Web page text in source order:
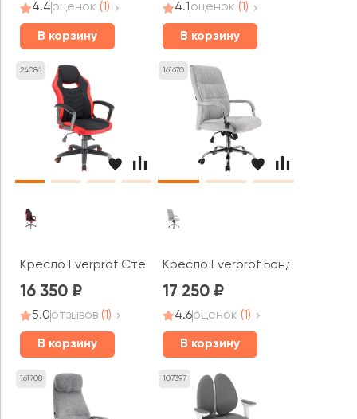
4.4оценок (1)
В корзину
4.1оценок (1)
В корзину
24086
Кресло Everprof Стелс Т / Stels T
16 350
5.0отзывов (1)
В корзину
161670
Кресло Everprof Бонд ТМ /
17 250
4.6оценок (1)
В корзину
161708 107397